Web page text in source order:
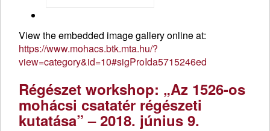
View the embedded image gallery online at:
https://www.mohacs.btk.mta.hu/?
view=category&id=10#sigProIda5715246ed
Régészet workshop: „Az 1526-os
mohácsi csatatér régészeti
kutatása” – 2018. június 9.